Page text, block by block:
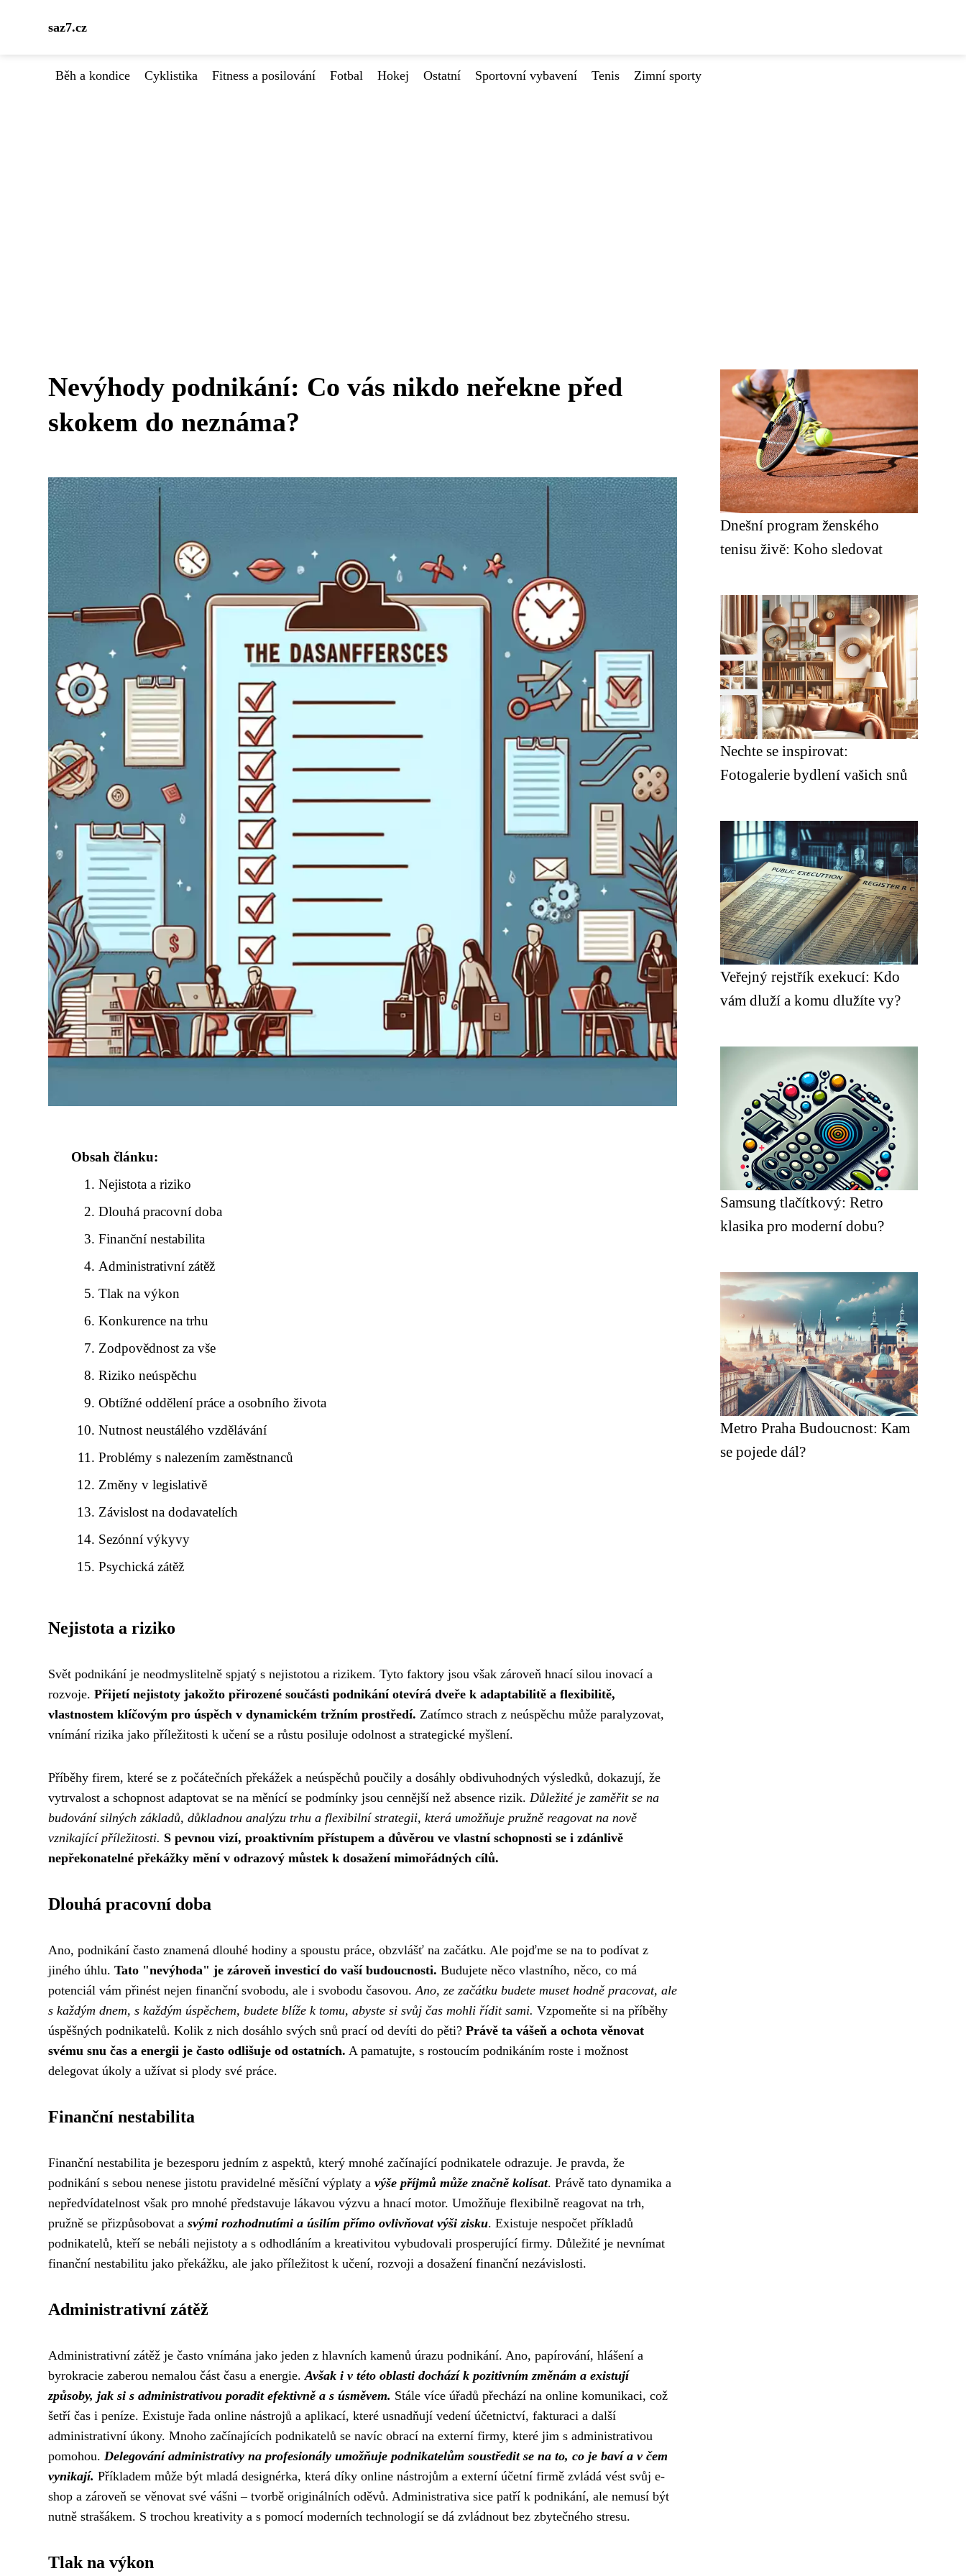
saz7.cz
Běh a kondice Cyklistika Fitness a posilování Fotbal Hokej Ostatní Sportovní vybavení Tenis Zimní sporty
Nevýhody podnikání: Co vás nikdo neřekne před
skokem do neznáma?
Obsah článku:
Nejistota a riziko
Dlouhá pracovní doba
Finanční nestabilita
Administrativní zátěž
Tlak na výkon
Konkurence na trhu
Zodpovědnost za vše
Riziko neúspěchu
Obtížné oddělení práce a osobního života
Nutnost neustálého vzdělávání
Problémy s nalezením zaměstnanců
Změny v legislativě
Závislost na dodavatelích
Sezónní výkyvy
Psychická zátěž
Nejistota a riziko
Svět podnikání je neodmyslitelně spjatý s nejistotou a rizikem. Tyto faktory jsou však zároveň hnací silou inovací a
rozvoje. Přijetí nejistoty jakožto přirozené součásti podnikání otevírá dveře k adaptabilitě a flexibilitě,
vlastnostem klíčovým pro úspěch v dynamickém tržním prostředí. Zatímco strach z neúspěchu může paralyzovat,
vnímání rizika jako příležitosti k učení se a růstu posiluje odolnost a strategické myšlení.
Příběhy firem, které se z počátečních překážek a neúspěchů poučily a dosáhly obdivuhodných výsledků, dokazují, že
vytrvalost a schopnost adaptovat se na měnící se podmínky jsou cennější než absence rizik. Důležité je zaměřit se na
budování silných základů, důkladnou analýzu trhu a flexibilní strategii, která umožňuje pružně reagovat na nově
vznikající příležitosti. S pevnou vizí, proaktivním přístupem a důvěrou ve vlastní schopnosti se i zdánlivě
nepřekonatelné překážky mění v odrazový můstek k dosažení mimořádných cílů.
Dlouhá pracovní doba
Ano, podnikání často znamená dlouhé hodiny a spoustu práce, obzvlášť na začátku. Ale pojďme se na to podívat z
jiného úhlu. Tato "nevýhoda" je zároveň investicí do vaší budoucnosti. Budujete něco vlastního, něco, co má
potenciál vám přinést nejen finanční svobodu, ale i svobodu časovou.Ano, ze začátku budete muset hodně pracovat, ale
s každým dnem, s každým úspěchem, budete blíže k tomu, abyste si svůj čas mohli řídit sami. Vzpomeňte si na příběhy
úspěšných podnikatelů. Kolik z nich dosáhlo svých snů prací od devíti do pěti? Právě ta vášeň a ochota věnovat
svému snu čas a energii je často odlišuje od ostatních. A pamatujte, s rostoucím podnikáním roste i možnost
delegovat úkoly a užívat si plody své práce.
Finanční nestabilita
Finanční nestabilita je bezesporu jedním z aspektů, který mnohé začínající podnikatele odrazuje. Je pravda, že
podnikání s sebou nenese jistotu pravidelné měsíční výplaty a výše příjmů může značně kolísat. Právě tato dynamika a
nepředvídatelnost však pro mnohé představuje lákavou výzvu a hnací motor. Umožňuje flexibilně reagovat na trh,
pružně se přizpůsobovat a svými rozhodnutími a úsilím přímo ovlivňovat výši zisku. Existuje nespočet příkladů
podnikatelů, kteří se nebáli nejistoty a s odhodláním a kreativitou vybudovali prosperující firmy. Důležité je nevnímat
finanční nestabilitu jako překážku, ale jako příležitost k učení, rozvoji a dosažení finanční nezávislosti.
Administrativní zátěž
Administrativní zátěž je často vnímána jako jeden z hlavních kamenů úrazu podnikání. Ano, papírování, hlášení a
byrokracie zaberou nemalou část času a energie.Avšak i v této oblasti dochází k pozitivním změnám a existují
způsoby, jak si s administrativou poradit efektivně a s úsměvem. Stále více úřadů přechází na online komunikaci, což
šetří čas i peníze. Existuje řada online nástrojů a aplikací, které usnadňují vedení účetnictví, fakturaci a další
administrativní úkony. Mnoho začínajících podnikatelů se navíc obrací na externí firmy, které jim s administrativou
pomohou. Delegování administrativy na profesionály umožňuje podnikatelům soustředit se na to, co je baví a v čem
vynikají. Příkladem může být mladá designérka, která díky online nástrojům a externí účetní firmě zvládá vést svůj e-
shop a zároveň se věnovat své vášni – tvorbě originálních oděvů. Administrativa sice patří k podnikání, ale nemusí být
nutně strašákem. S trochou kreativity a s pomocí moderních technologií se dá zvládnout bez zbytečného stresu.
Tlak na výkon
Dnešní program ženského
tenisu živě: Koho sledovat
Nechte se inspirovat:
Fotogalerie bydlení vašich snů
Veřejný rejstřík exekucí: Kdo
vám dluží a komu dlužíte vy?
Samsung tlačítkový: Retro
klasika pro moderní dobu?
Metro Praha Budoucnost: Kam
se pojede dál?